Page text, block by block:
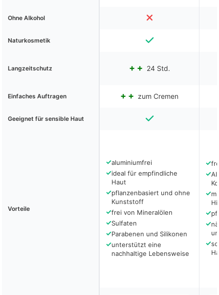
Ohne Alkohol
Naturkosmetik
Langzeitschutz 24 Std.
Einfaches Auftragen zum Cremen
Geeignet für sensible Haut
Vorteile
✓aluminiumfrei
✓ideal für empfindliche
Haut
✓pflanzenbasiert und ohne
Kunststoff
✓frei von Mineralölen
✓Sulfaten
✓Parabenen und Silikonen
✓unterstützt eine
nachhaltige Lebensweise
✓
✓
✓
✓
✓
✓